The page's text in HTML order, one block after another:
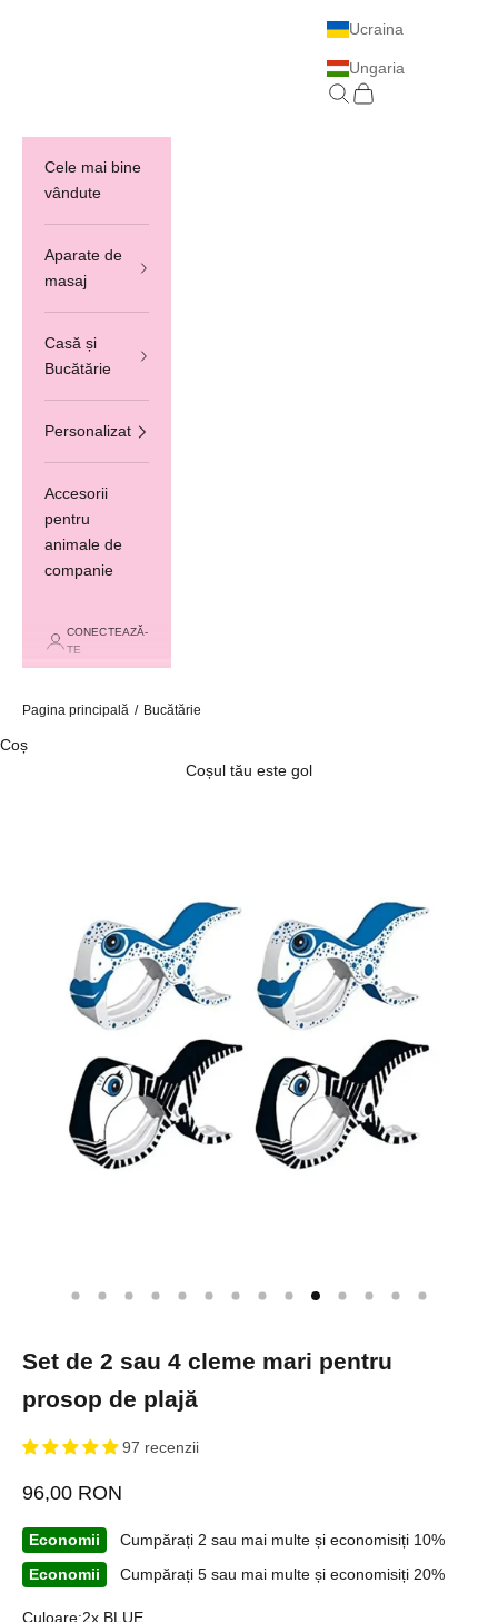
Ucraina
Ungaria
Caută
Coș
Cele mai bine
vândute
Aparate de
masaj
Casă și
Bucătărie
Personalizat
Accesorii
pentru
animale de
companie
CONECTEAZĂ-
TE
Pagina principală / Bucătărie
Coș
Coșul tău este gol
Set de 2 sau 4 cleme mari pentru
prosop de plajă
97 recenzii
Preț redus
96,00 RON
Economii
Cumpărați 2 sau mai multe și economisiți 10%
Economii
Cumpărați 5 sau mai multe și economisiți 20%
Culoare:2x BLUE